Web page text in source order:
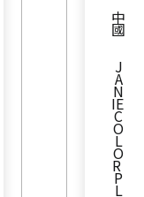
中
國
J
A
N
IE
C
O
L
O
R
P
L